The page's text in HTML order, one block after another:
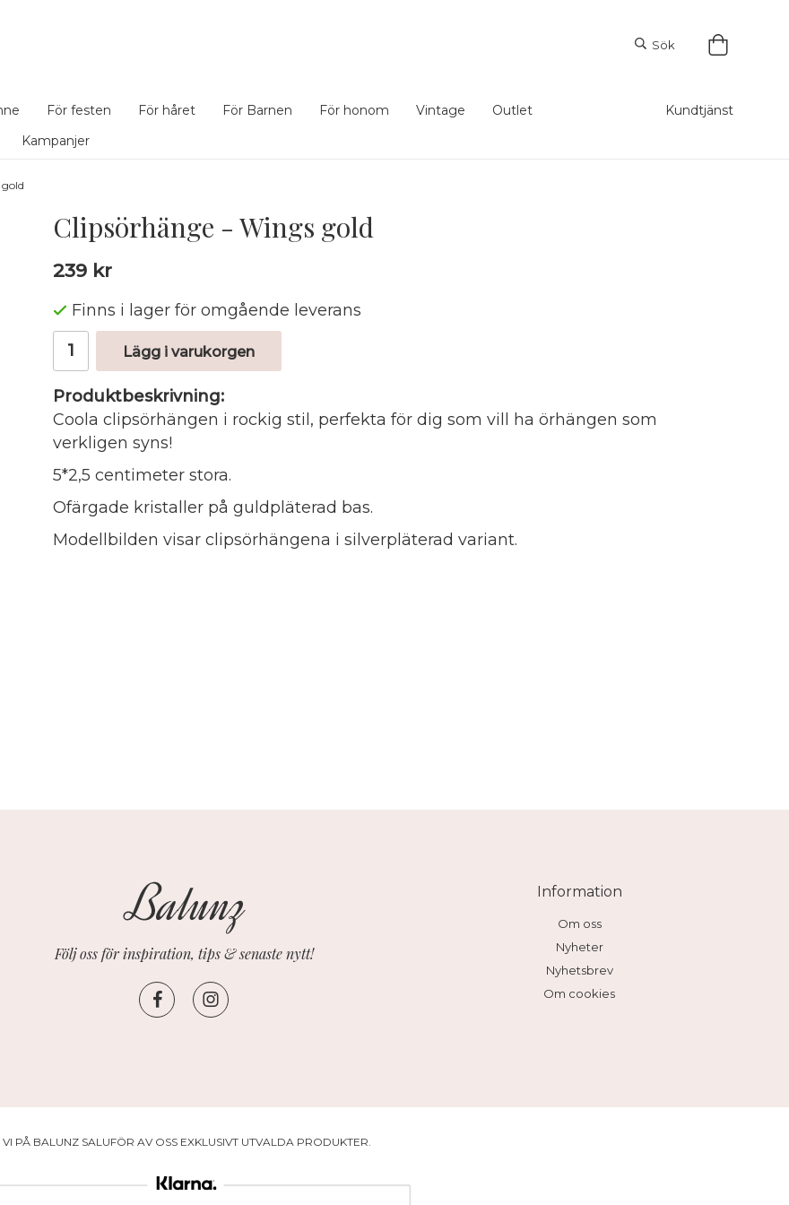
Sök
För festen För håret För Barnen För honom Vintage
Outlet
Kampanjer
Kundtjänst
Clipsörhänge - Wings gold
239 kr
Finns i lager för omgående leverans
Lägg i varukorgen
Produktbeskrivning:
Coola clipsörhängen i rockig stil, perfekta för dig som vill ha örhängen som
verkligen syns!
5*2,5 centimeter stora.
Ofärgade kristaller på guldpläterad bas.
Modellbilden visar clipsörhängena i silverpläterad variant.
Följ oss för inspiration, tips & senaste nytt!
Information
Om oss
Nyheter
Nyhetsbrev
Om cookies
VI PÅ BALUNZ SALUFÖR AV OSS EXKLUSIVT UTVALDA PRODUKTER.